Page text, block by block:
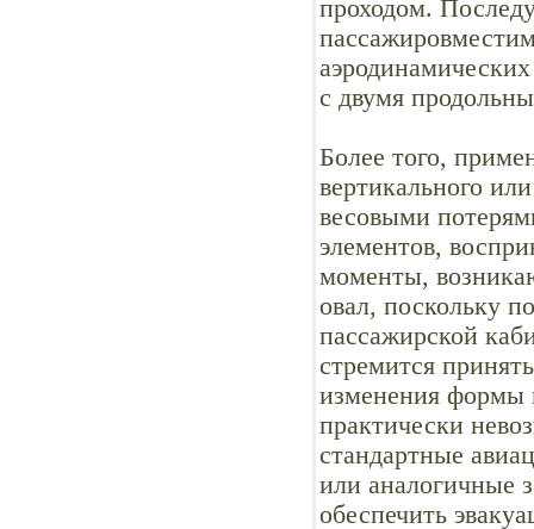
проходом.
с двумя
Более того,
вертикального
весовыми
элементов,
моменты,
овал, поскольку
пассажирской
стремится
изменения формы
практически
стандартные
или аналогичные
обеспечить